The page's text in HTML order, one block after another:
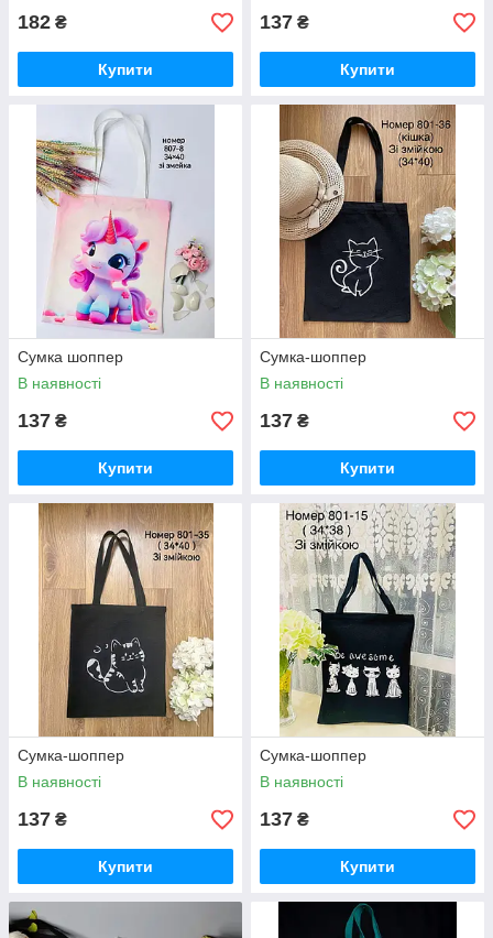
182 ₴
Купити
137 ₴
Купити
Сумка шоппер
В наявності
137 ₴
Купити
Сумка-шоппер
В наявності
137 ₴
Купити
Сумка-шоппер
В наявності
137 ₴
Купити
Сумка-шоппер
В наявності
137 ₴
Купити